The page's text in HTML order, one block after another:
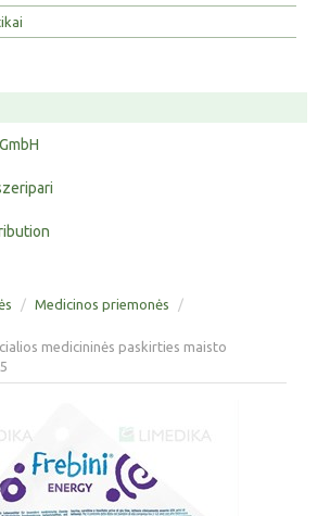
/ Medicinos priemonės
/
medicininės paskirties maisto